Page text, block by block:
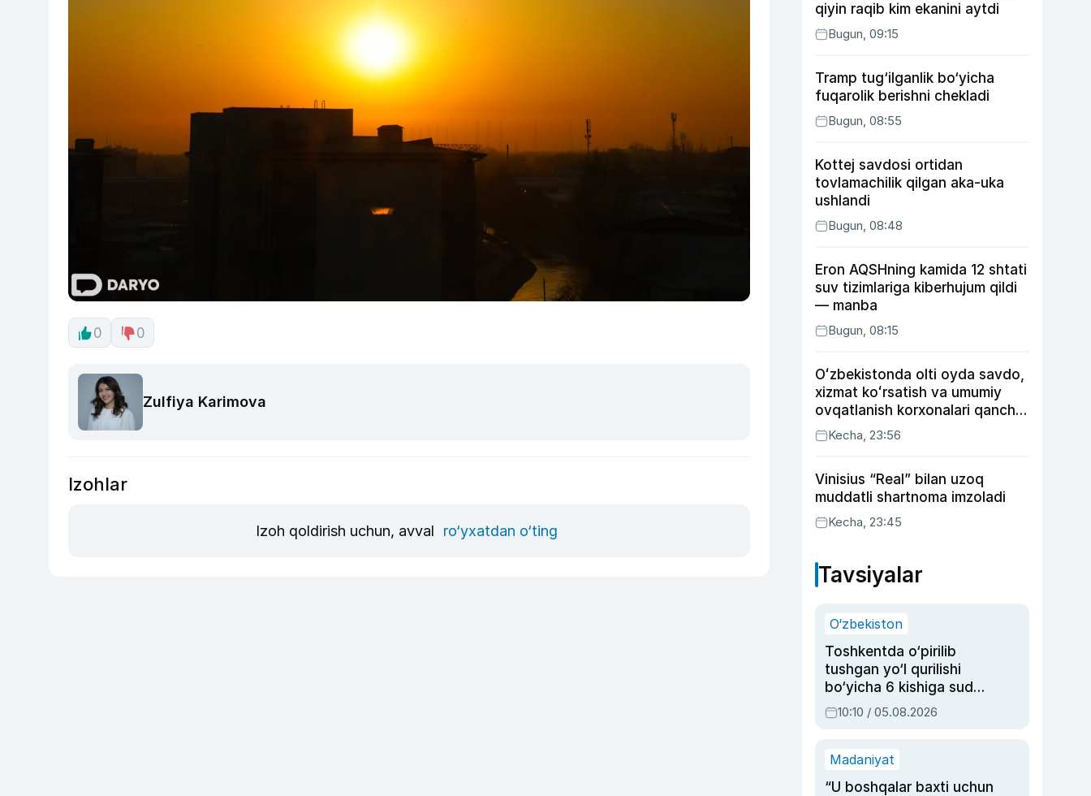
0 0
Zulfiya Karimova
Izohlar
Izoh qoldirish uchun, avval ro‘yxatdan o‘ting
qiyin raqib kim ekanini aytdi
Bugun, 09:15
Tramp tug‘ilganlik bo‘yicha
fuqarolik berishni chekladi
Bugun, 08:55
Kottej savdosi ortidan
tovlamachilik qilgan aka-uka
ushlandi
Bugun, 08:48
Eron AQSHning kamida 12 shtati
suv tizimlariga kiberhujum qildi
— manba
Bugun, 08:15
Oʻzbekistonda olti oyda savdo,
xizmat koʻrsatish va umumiy
ovqatlanish korxonalari qancha
soliq toʻlagani ochiqlandi
Kecha, 23:56
Vinisius “Real” bilan uzoq
muddatli shartnoma imzoladi
Kecha, 23:45
Tavsiyalar
O‘zbekiston
Toshkentda o‘pirilib
tushgan yo‘l qurilishi
bo‘yicha 6 kishiga sud
hukmi o‘qildi
10:10 / 05.08.2026
Madaniyat
“U boshqalar baxti uchun